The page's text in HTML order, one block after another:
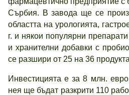
Сърбия. В завода ще се
областта на урологията,
г. и някои популярни
и хранителни добавки с
се разшири от 25 на 36
Инвестицията е за 8 млн.
нея ще бъдат разкрити 110